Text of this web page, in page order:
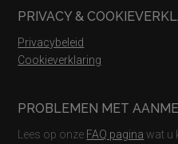
PRIVACY &
Privacybeleid
Cookieverklaring
PROBLEMEN MET
Lees op onze FAQ pagina wat u